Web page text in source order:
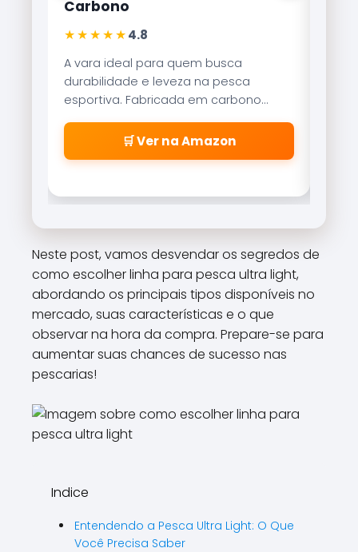
Lite 8000
★★★★★4,9
Referência no mercado brasileiro, a
Brisa Lite combina velocidade de
recolhimento com um sistema de
freio magnético que evita as famosas
\\\\\\\\\\\\\\\\\\\\\\\\\\\\\\\\
\\\\\\\\\\\\\\\\\\\\\\\\\\\\\\\\
\\\\\\\\\\\\\\\\\\\\\\\\\\\\\\\"
\\\\\\\\\\\\\\\\\\\\\\\\\\\\\\\\
\\\\\\\\\\\\\\\\\\\\\\\\\\\\\\\\
\\\\\\\\\\\\\\\\\\\\\\\\\\\\\\\\
\\\\\\\\".
🛒 Ver na Amazon
Neste post, vamos desvendar os segredos de
como escolher linha para pesca ultra light,
abordando os principais tipos disponíveis no
mercado, suas características e o que
observar na hora da compra. Prepare-se para
aumentar suas chances de sucesso nas
pescarias!
Indice
Entendendo a Pesca Ultra Light: O Que
Você Precisa Saber